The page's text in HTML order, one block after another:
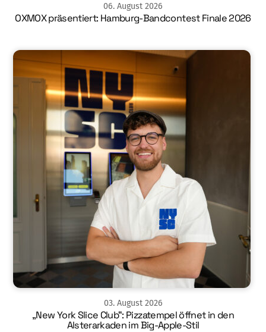
06. August 2026
OXMOX präsentiert: Hamburg-Bandcontest Finale 2026
03. August 2026
„New York Slice Club“: Pizzatempel öffnet in den
Alsterarkaden im Big-Apple-Stil